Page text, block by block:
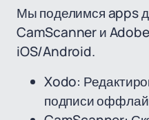
Мы поделимся apps
CamScanner и
iOS/Android.
Xodo:
подписи